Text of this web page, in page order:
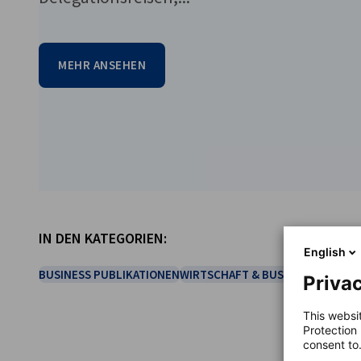
MEHR ANSEHEN
IN DEN KATEGORIEN:
BUSINESS PUBLIKATIONENWIRTSCHAFT & BUSINESS
English
This
Protection
consent to.